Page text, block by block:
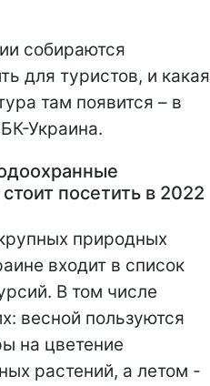
собираются
для туристов, и какая
там появится – в
Украина.
посетить в 2022
природных
входит в список
В том числе
весной пользуются
на цветение
растений, а летом -